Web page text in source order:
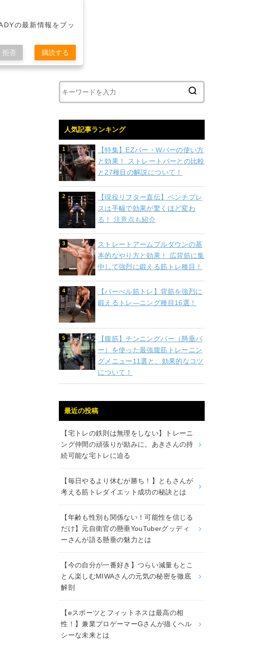
人気記事ランキング
【特集】EZバー・Wバーの使い方
と効果！ ストレートバーとの比較
と27種目の解説について！
【現役リフター直伝】ベンチプレ
スは手幅で効果が驚くほど変わ
る！ 注意点も紹介
ストレートアームプルダウンの基
本的なやり方と効果！ 広背筋に集
中して強烈に鍛える筋トレ種目！
【バーべル筋トレ】背筋を強烈に
鍛えるトレ―ニング種目16選！
【腹筋】チンニングバー（懸垂バ
ー）を使った最強腹筋トレーニン
グメニュー11選と、効果的なコツ
について！
最近の投稿
【宅トレの鉄則は無理をしない】トレーニ
ング仲間の頑張りが励みに。あきさんの持
続可能な宅トレに迫る
【毎日やるより休むが勝ち！】ともさんが
考える筋トレダイエット成功の秘訣とは
【年齢も性別も関係ない！可能性を信じる
だけ】元自衛官の懸垂YouTuberグッディ
ーさんが語る懸垂の魅力とは
【今の自分が一番好き】つらい減量もとこ
とん楽しむMIWAさんの元気の秘密を徹底
解剖
【eスポーツとフィットネスは最高の相
性！】兼業プロゲーマーGさんが描くヘル
シーな未来とは
最新情報をプッ
拒否 購読する